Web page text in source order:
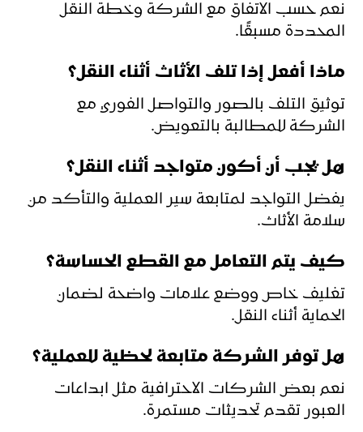
نعم حسب الاتفاق مع الشركة وخطة النقل
المحددة مسبقًا.
ماذا أفعل إذا تلف الأثاث أثناء النقل؟
توثيق التلف بالصور والتواصل الفوري مع
الشركة للمطالبة بالتعويض.
هل يجب أن أكون متواجد أثناء النقل؟
يفضل التواجد لمتابعة سير العملية والتأكد من
سلامة الأثاث.
كيف يتم التعامل مع القطع الحساسة؟
تغليف خاص ووضع علامات واضحة لضمان
الحماية أثناء النقل.
هل توفر الشركة متابعة لحظية للعملية؟
نعم بعض الشركات الاحترافية مثل ابداعات
العبور تقدم تحديثات مستمرة.